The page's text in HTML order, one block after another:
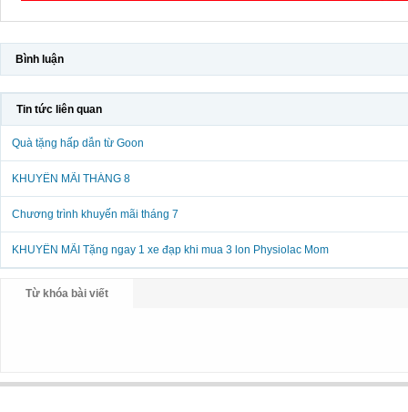
Bình luận
Tin tức liên quan
Quà tặng hấp dẫn từ Goon
KHUYẾN MÃI THÁNG 8
Chương trình khuyến mãi tháng 7
KHUYẾN MÃI Tặng ngay 1 xe đạp khi mua 3 lon Physiolac Mom
Từ khóa bài viết